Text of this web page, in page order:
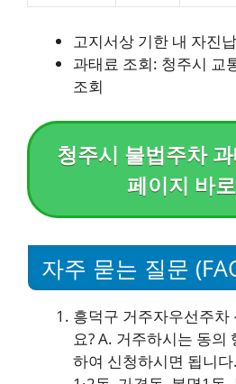
고지서상 기한 내 자진
과태료 조회: 청주시
조회
청주시 불법주차
페이지 바
자주 묻는 질문
흥덕구 거주자우선주차
요? A. 거주하시는 동의
하여 신청하시면 됩니